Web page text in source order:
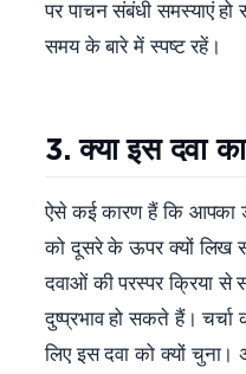
पर पाचन संबंधी समस्याएं
समय के बारे में स्पष्ट रहें।
3. क्या इस दवा
ऐसे कई कारण हैं कि आपका
को दूसरे के ऊपर क्यों लिख
दवाओं की परस्पर क्रिया से
दुष्प्रभाव हो सकते हैं।
लिए इस दवा को क्यों